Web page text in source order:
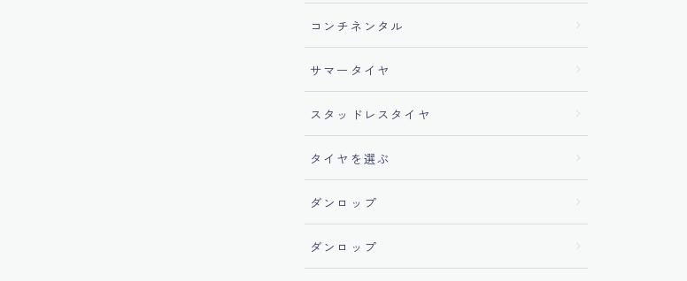
コンチネンタル
サマータイヤ
スタッドレスタイヤ
タイヤを選ぶ
ダンロップ
ダンロップ